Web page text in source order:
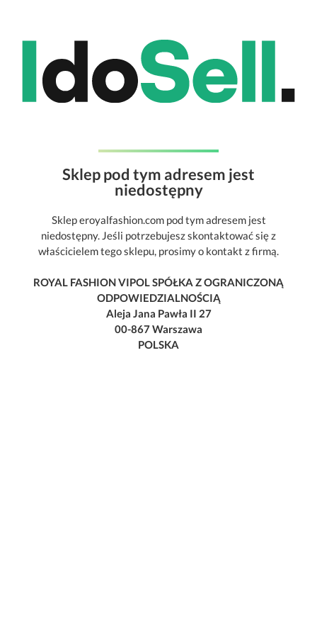
Sklep pod tym adresem jest
niedostępny
Sklep eroyalfashion.com pod tym adresem jest
niedostępny. Jeśli potrzebujesz skontaktować się z
właścicielem tego sklepu, prosimy o kontakt z firmą.
ROYAL FASHION VIPOL SPÓŁKA Z OGRANICZONĄ
ODPOWIEDZIALNOŚCIĄ
Aleja Jana Pawła II 27
00-867 Warszawa
POLSKA